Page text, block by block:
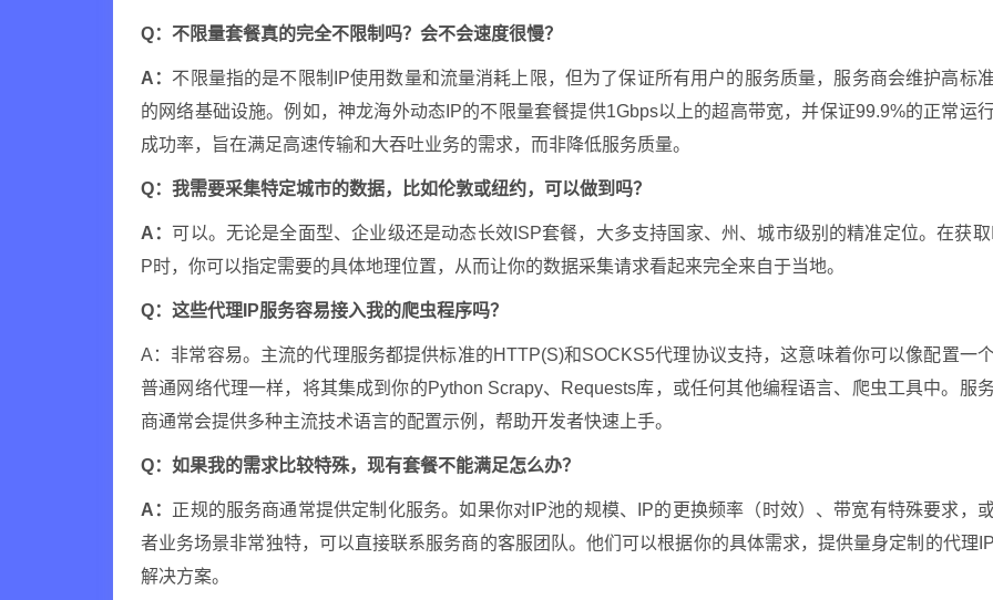
Q：不限量套餐真的完全不限制吗？会不会速度很慢？
A： 不限量指的是不限制IP使用数量和流量消耗上限，但为了保证所有用户的服务质量，服务商会维护高标准
的网络基础设施。例如，神龙海外动态IP的不限量套餐提供1Gbps以上的超高带宽，并保证99.9%的正常运
成功率，旨在满足高速传输和大吞吐业务的需求，而非降低服务质量。
Q：我需要采集特定城市的数据，比如伦敦或纽约，可以做到吗？
A： 可以。无论是全面型、企业级还是动态长效ISP套餐，大多支持国家、州、城市级别的精准定位。在获取I
P时，你可以指定需要的具体地理位置，从而让你的数据采集请求看起来完全来自于当地。
Q：这些代理IP服务容易接入我的爬虫程序吗？
A：非常容易。主流的代理服务都提供标准的HTTP(S)和SOCKS5代理协议支持，这意味着你可以像配置一
普通网络代理一样，将其集成到你的Python Scrapy、Requests库，或任何其他编程语言、爬虫工具中。服务
商通常会提供多种主流技术语言的配置示例，帮助开发者快速上手。
Q：如果我的需求比较特殊，现有套餐不能满足怎么办？
A： 正规的服务商通常提供定制化服务。如果你对IP池的规模、IP的更换频率（时效）、带宽有特殊要求，
者业务场景非常独特，可以直接联系服务商的客服团队。他们可以根据你的具体需求，提供量身定制的代理IP
解决方案。